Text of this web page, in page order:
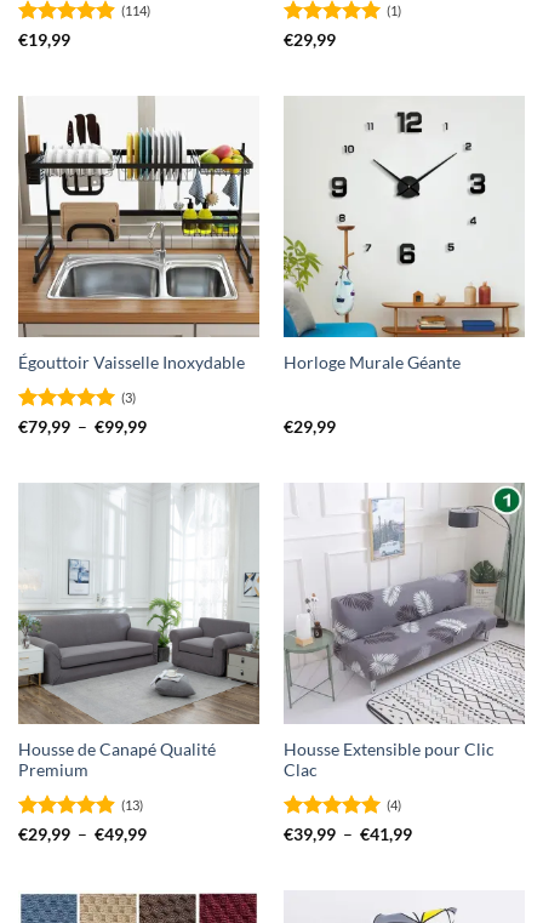
Note4.92
(114)
€19,99 Note5
(1)
€29,99
Égouttoir Vaisselle Inoxydable
Note5 sur
(3)
€79,99 – €99,99Plage
à
€99,99
Horloge Murale Géante
€29,99
Housse de Canapé Qualité
Premium
Note4.92
(13)
€29,99 – €49,99Plage
à
€49,99
Housse Extensible pour Clic
Clac
Note5 sur
(4)
€39,99 – €41,99Plage
€41,99